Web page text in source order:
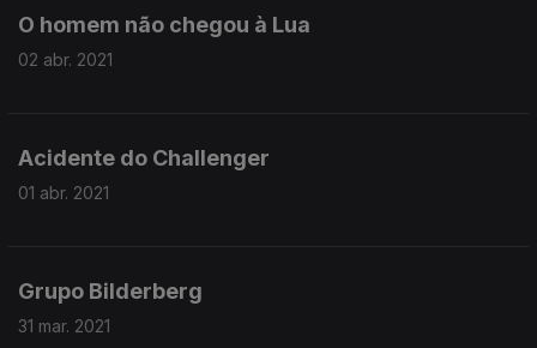
O homem não chegou à Lua
02 abr. 2021
Acidente do Challenger
01 abr. 2021
Grupo Bilderberg
31 mar. 2021